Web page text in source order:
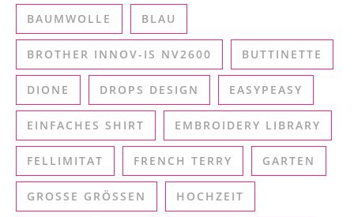
BAUMWOLLE BLAU
BROTHER INNOV-IS NV2600 BUTTINETTE
DIONE DROPS DESIGN EASYPEASY
EINFACHES SHIRT EMBROIDERY LIBRARY
FELLIMITAT FRENCH TERRY GARTEN
GROSSE GRÖSSEN HOCHZEIT